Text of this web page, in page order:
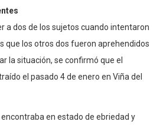
a dos de los sujetos cuando intentaron
que los otros dos fueron aprehendidos
la situación, se confirmó que el
el pasado 4 de enero en Viña del
en estado de ebriedad y